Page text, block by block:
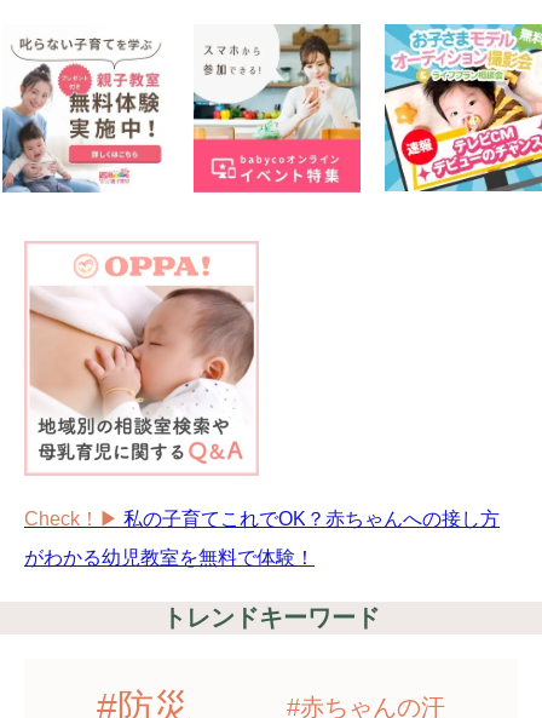
Check！▶︎ 私の子育てこれでOK？赤ちゃんへの接し方
がわかる幼児教室を無料で体験！
トレンドキーワード
#防災 #赤ちゃんの汗